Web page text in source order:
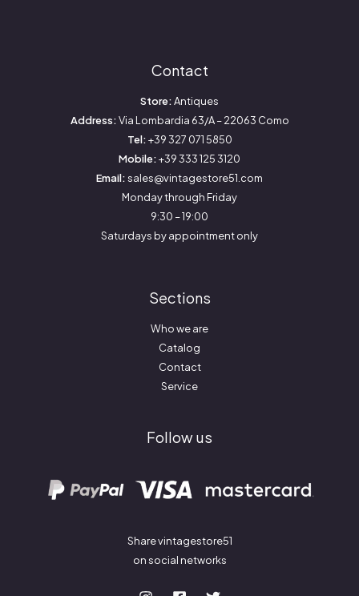
Contact
Store:Antiques
Address:Via Lombardia 63/A – 22063 Como
Tel:+39 327 071 5850
Mobile:+39 333 125 3120
Email:sales@vintagestore51.com
Monday through Friday
9:30 – 19:00
Saturdays by appointment only
Sections
Who we are
Catalog
Contact
Service
Follow us
Share vintagestore51
on social networks